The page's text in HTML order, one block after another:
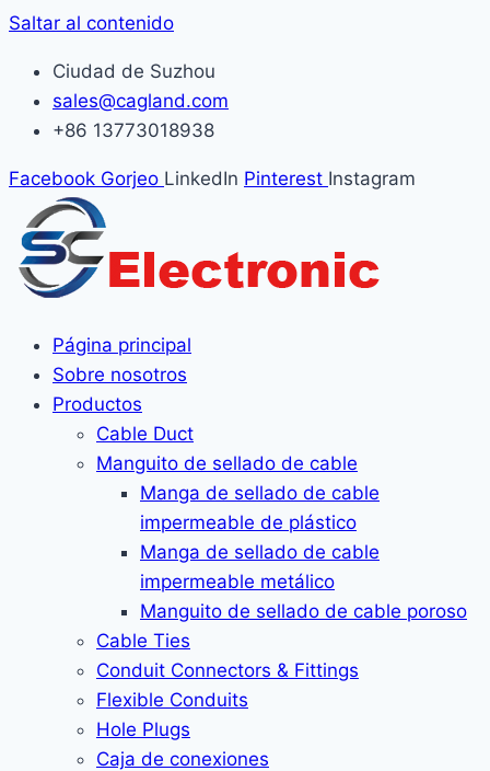
Saltar al contenido
Ciudad de Suzhou
sales@cagland.com
+86 13773018938
Facebook Gorjeo LinkedIn Pinterest Instagram
Página principal
Sobre nosotros
Productos
Cable Duct
Manguito de sellado de cable
Manga de sellado de cable
impermeable de plástico
Manga de sellado de cable
impermeable metálico
Manguito de sellado de cable poroso
Cable Ties
Conduit Connectors & Fittings
Flexible Conduits
Hole Plugs
Caja de conexiones